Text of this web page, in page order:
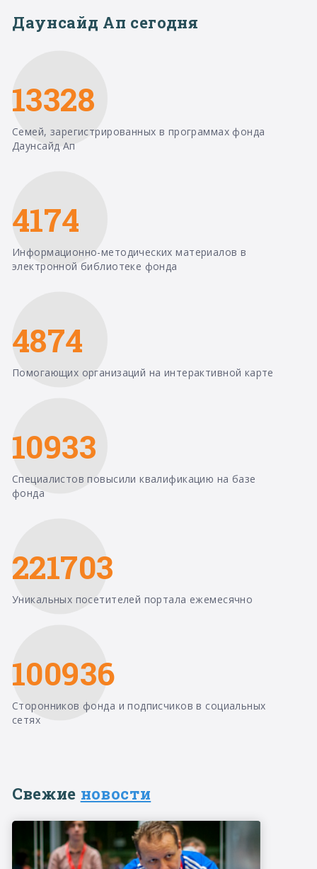
Даунсайд Ап сегодня
13328
Семей, зарегистрированных в программах фонда
Даунсайд Ап
4174
Информационно-методических материалов в
электронной библиотеке фонда
4874
Помогающих организаций на интерактивной карте
10933
Специалистов повысили квалификацию на базе
фонда
221703
Уникальных посетителей портала ежемесячно
100936
Сторонников фонда и подписчиков в социальных
сетях
Свежие новости